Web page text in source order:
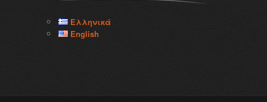
Ελληνικά
English